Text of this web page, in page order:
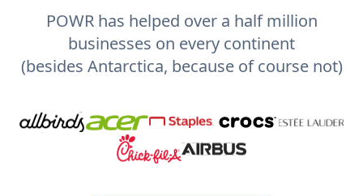
POWR has helped over a half million
businesses on every continent
(besides Antarctica, because of course not)